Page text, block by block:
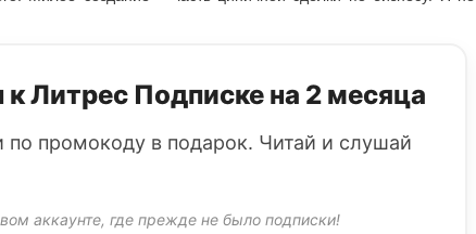
Литрес Подписке на 2 месяца
промокоду в подарок. Читай и слушай
аккаунте, где прежде не было подписки!